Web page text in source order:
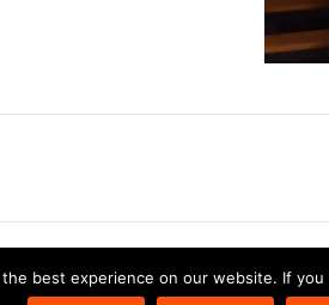
best experience on our website. If